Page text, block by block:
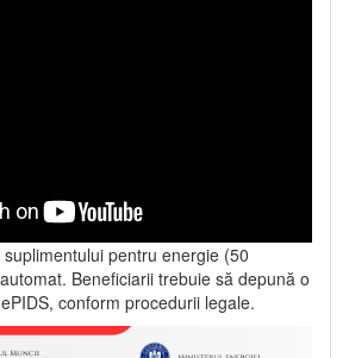
pentru energie (50
Beneficiarii trebuie să depună o
conform procedurii legale.